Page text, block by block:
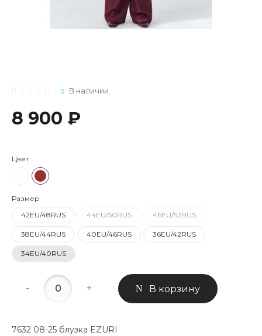
В наличии
8 900 ₽
Цвет
Размер
42EU/48RUS
44EU/50RUS 46EU/52RUS
38EU/44RUS 40EU/46RUS 36EU/42RUS
34EU/40RUS
- + В корзину
7632 08-25 блузка EZURI